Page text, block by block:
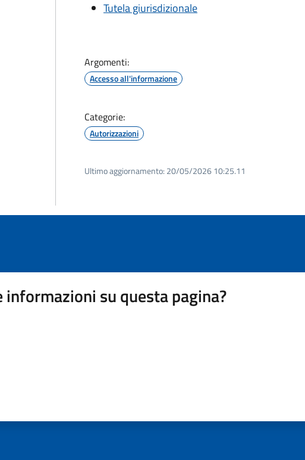
Tutela giurisdizionale
Argomenti:
Accesso all'informazione
Categorie:
Autorizzazioni
Ultimo aggiornamento: 20/05/2026 10:25.11
informazioni su questa pagina?